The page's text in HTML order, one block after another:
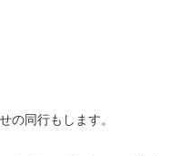
の同行もします。